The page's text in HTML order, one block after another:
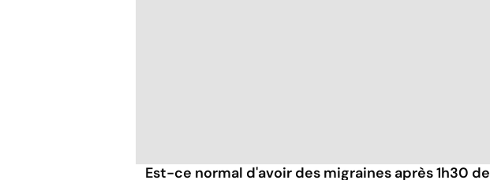
Est-ce normal d'avoir des migraines après 1h30 de